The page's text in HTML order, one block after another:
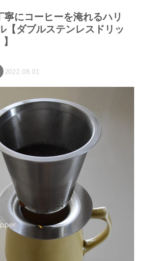
寧にコーヒーを淹れるハリ
【ダブルステンレスドリッ
2022.08.01